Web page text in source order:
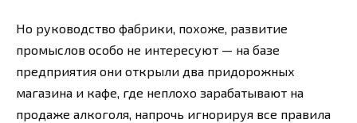
Но руководство фабрики, похоже, развитие
промыслов особо не интересуют — на базе
предприятия они открыли два придорожных
магазина и кафе, где неплохо зарабатывают на
продаже алкоголя, напрочь игнорируя все правила